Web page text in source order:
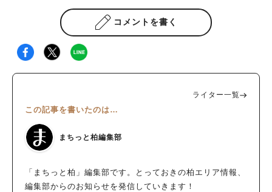
感で、 芸人さんたちの熱量を感じながら思い切り笑える夜☆
「最近たくさん笑ってないかも」 そんな方にもぜひおすすめし
もしれない、江戸川台だけの特別なお笑いライブ！！ 7月5日は
事 柏神社×ベルサイユのばらの御朱印紹介 ③ ベルばら気分で
ランチ＆カフェタイム 参加店舗では、それぞれ趣向を凝らした
限定メニューが登場するそうです。 ホテルのアフタヌーンティ
ーやレストランのコラボメニュー、カフェスイーツなど、作品の
きなケーキ屋さんのおすすめランチ🌟 ・【柏の葉】スムージー
と木と本と。オモイでつながる！「グリューン」OPEN！ ・
【柏市】柏の葉キャンパスでフレンチのシェフがつくる黄金のス
ープ！らーめん【rassiette】 ④ オリジナルグッズを探す楽し
みも♪ イベント限定グッズも見逃せません。 お気に入りを探し
ながら巡る時間は、まるで宝探しのよう。 ベルばらファンには
コメントを書く
ライター一覧
この記事を書いたのは…
まちっと柏編集部
「まちっと柏」編集部です。とっておきの柏エリア情報、
編集部からのお知らせを発信していきます！